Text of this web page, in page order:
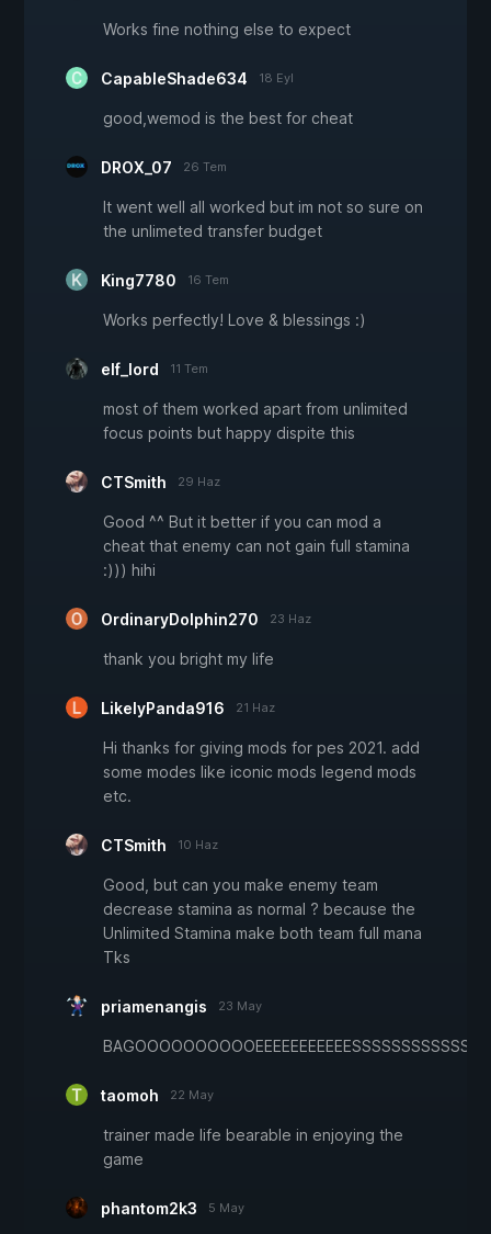
Works fine nothing else to expect
CapableShade634 18 Eyl
good,wemod is the best for cheat
DROX_07 26 Tem
It went well all worked but im not so sure on
the unlimeted transfer budget
King7780 16 Tem
Works perfectly! Love & blessings :)
elf_lord 11 Tem
most of them worked apart from unlimited
focus points but happy dispite this
CTSmith 29 Haz
Good ^^ But it better if you can mod a
cheat that enemy can not gain full stamina
:))) hihi
OrdinaryDolphin270 23 Haz
thank you bright my life
LikelyPanda916 21 Haz
Hi thanks for giving mods for pes 2021. add
some modes like iconic mods legend mods
etc.
CTSmith 10 Haz
Good, but can you make enemy team
decrease stamina as normal ? because the
Unlimited Stamina make both team full mana
Tks
priamenangis 23 May
BAGOOOOOOOOOOEEEEEEEEEEESSSSSSSSSSSSS
taomoh 22 May
trainer made life bearable in enjoying the
game
phantom2k3 5 May